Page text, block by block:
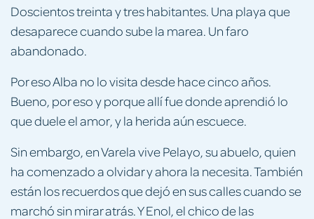
Doscientos treinta y tres habitantes. Una playa que
desaparece cuando sube la marea. Un faro
abandonado.
Por eso Alba no lo visita desde hace cinco años.
Bueno, por eso y porque allí fue donde aprendió lo
que duele el amor, y la herida aún escuece.
Sin embargo, en Varela vive Pelayo, su abuelo, quien
ha comenzado a olvidar y ahora la necesita. También
están los recuerdos que dejó en sus calles cuando se
marchó sin mirar atrás. Y Enol, el chico de las